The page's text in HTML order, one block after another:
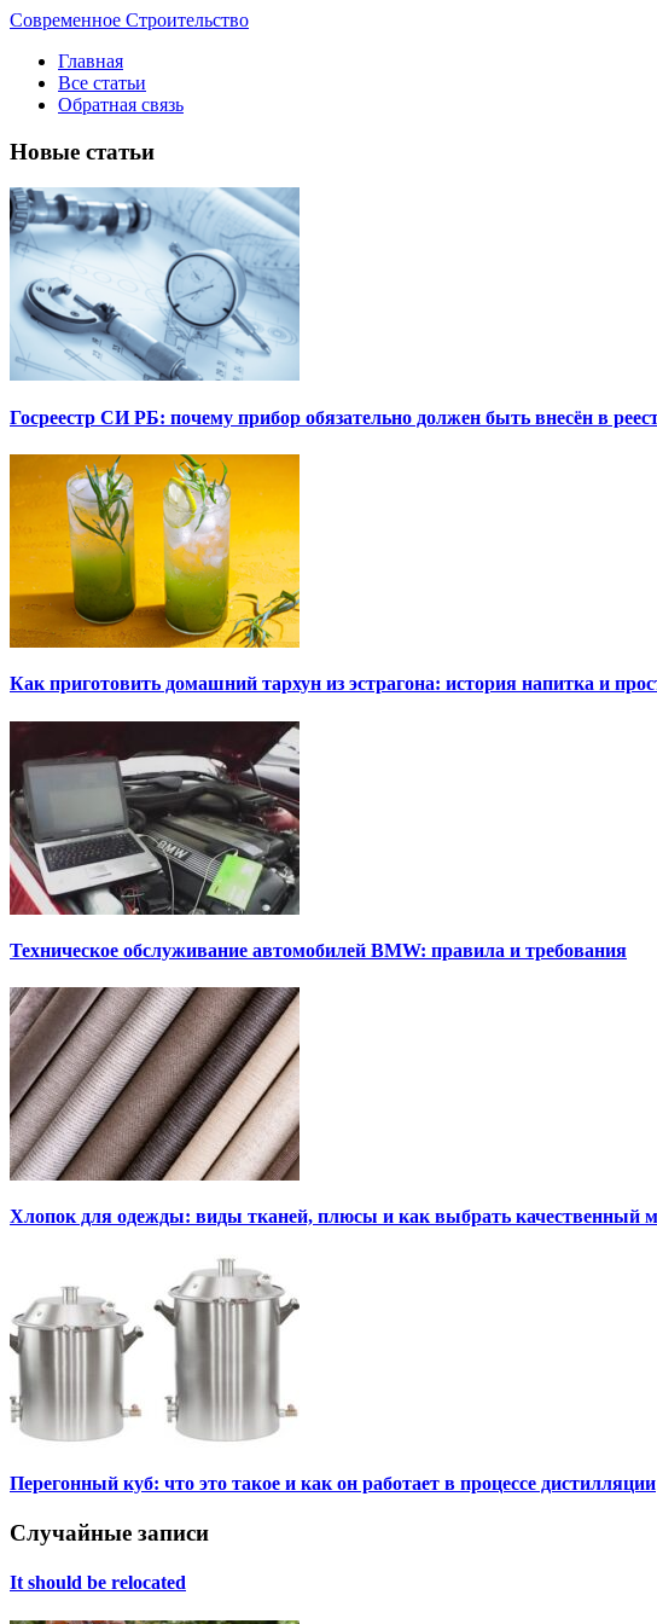
Современное Строительство
Главная
Все статьи
Обратная связь
Новые статьи
Госреестр СИ РБ: почему прибор обязательно должен быть внесён в
Как приготовить домашний тархун из эстрагона: история напитка и
Техническое обслуживание автомобилей BMW: правила и требования
Хлопок для одежды: виды тканей, плюсы и как выбрать качественный
Перегонный куб: что это такое и как он работает в процессе дистилляции
Случайные записи
It should be relocated